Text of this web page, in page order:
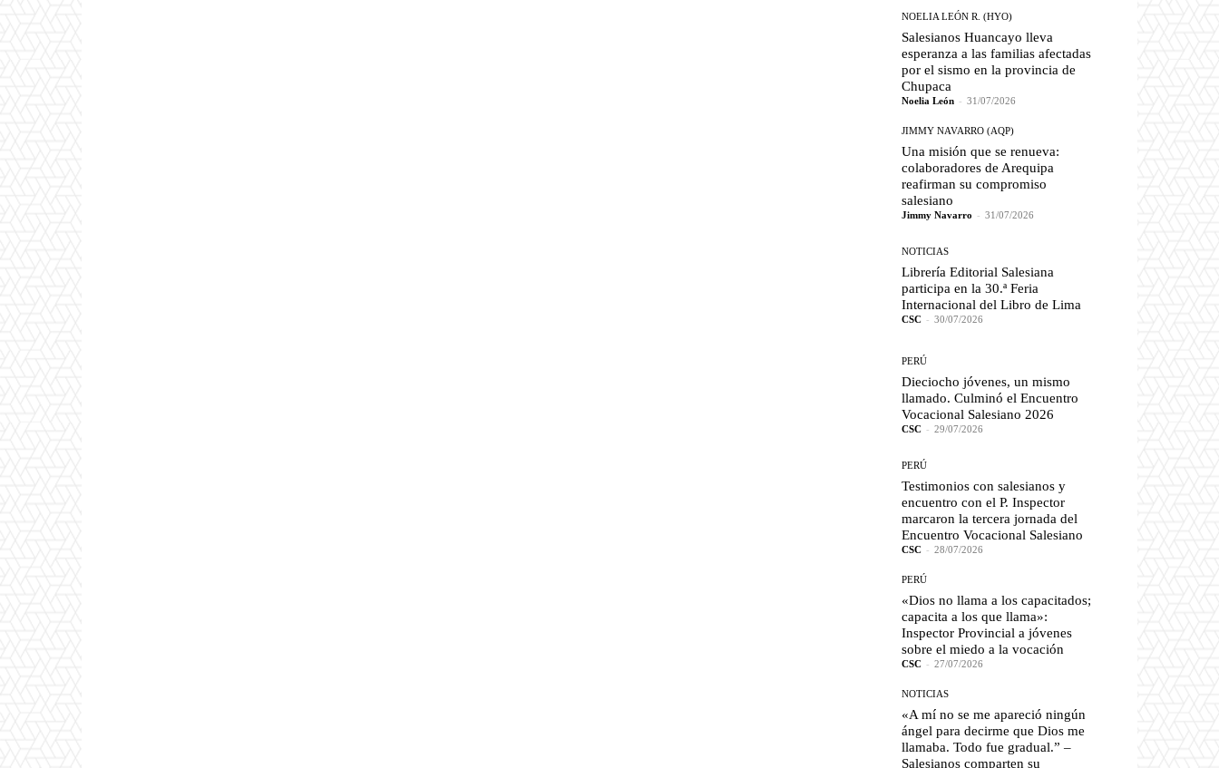
NOELIA LEÓN R. (HYO)
Salesianos Huancayo lleva
esperanza a las familias afectadas
por el sismo en la provincia de
Chupaca
Noelia León - 31/07/2026
JIMMY NAVARRO (AQP)
Una misión que se renueva:
colaboradores de Arequipa
reafirman su compromiso
salesiano
Jimmy Navarro - 31/07/2026
NOTICIAS
Librería Editorial Salesiana
participa en la 30.ª Feria
Internacional del Libro de Lima
CSC - 30/07/2026
PERÚ
Dieciocho jóvenes, un mismo
llamado. Culminó el Encuentro
Vocacional Salesiano 2026
CSC - 29/07/2026
PERÚ
Testimonios con salesianos y
encuentro con el P. Inspector
marcaron la tercera jornada del
Encuentro Vocacional Salesiano
CSC - 28/07/2026
PERÚ
«Dios no llama a los capacitados;
capacita a los que llama»:
Inspector Provincial a jóvenes
sobre el miedo a la vocación
CSC - 27/07/2026
NOTICIAS
«A mí no se me apareció ningún
ángel para decirme que Dios me
llamaba. Todo fue gradual.” –
Salesianos comparten su